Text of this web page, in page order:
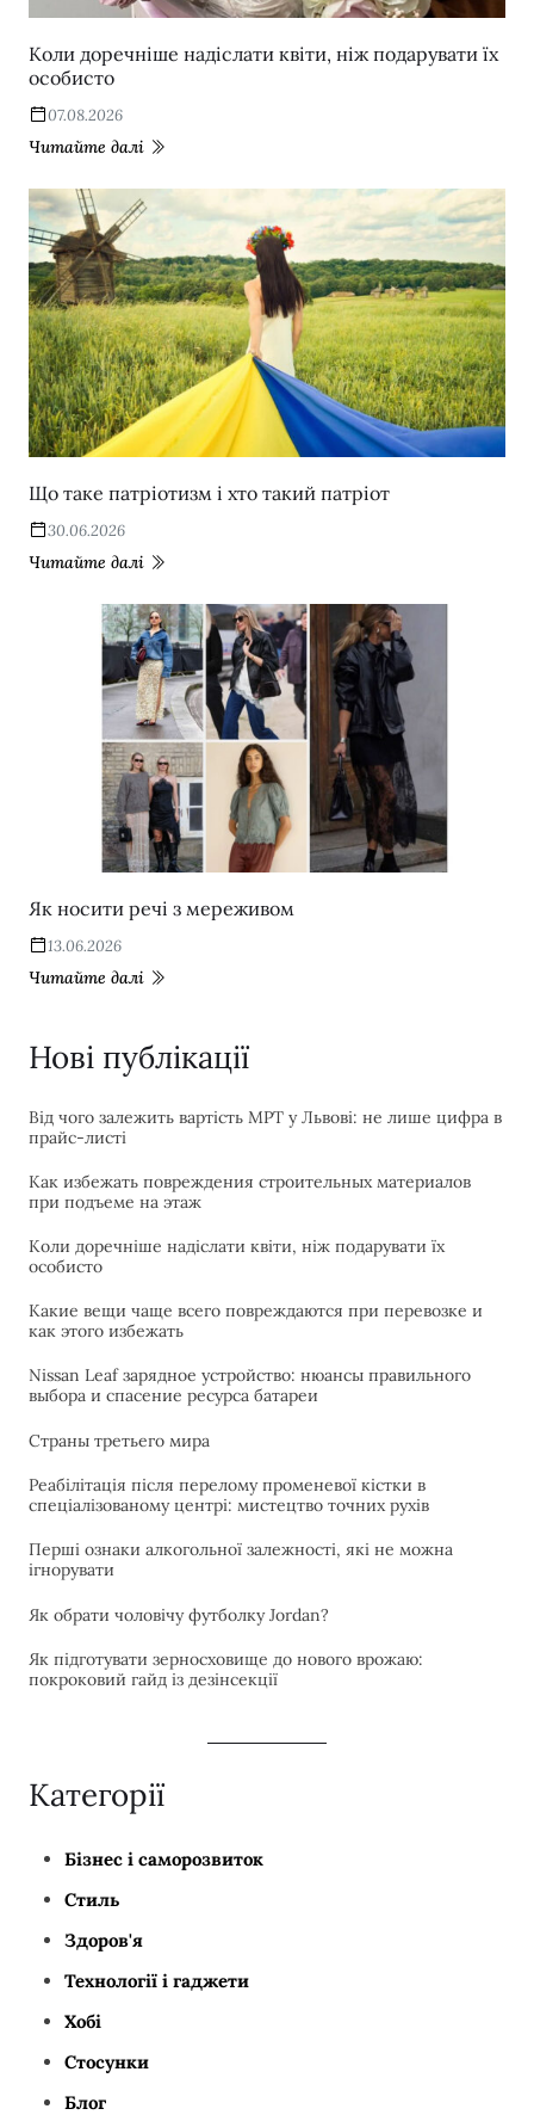
Коли доречніше надіслати квіти, ніж подарувати їх
особисто
07.08.2026
Читайте далі
Що таке патріотизм і хто такий патріот
30.06.2026
Читайте далі
Як носити речі з мереживом
13.06.2026
Читайте далі
Нові публікації
Від чого залежить вартість МРТ у Львові: не лише цифра в
прайс-листі
Как избежать повреждения строительных материалов
при подъеме на этаж
Коли доречніше надіслати квіти, ніж подарувати їх
особисто
Какие вещи чаще всего повреждаются при перевозке и
как этого избежать
Nissan Leaf зарядное устройство: нюансы правильного
выбора и спасение ресурса батареи
Страны третьего мира
Реабілітація після перелому променевої кістки в
спеціалізованому центрі: мистецтво точних рухів
Перші ознаки алкогольної залежності, які не можна
ігнорувати
Як обрати чоловічу футболку Jordan?
Як підготувати зерносховище до нового врожаю:
покроковий гайд із дезінсекції
Категорії
Бізнес і саморозвиток
Стиль
Здоров'я
Технології і гаджети
Хобі
Стосунки
Блог